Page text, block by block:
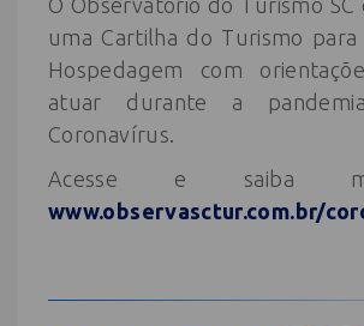
O Observatório do Turismo SC
uma Cartilha do Turismo
Hospedagem com
atuar durante a
Coronavírus.
Acesse e saiba
www.observasctur.com.br/